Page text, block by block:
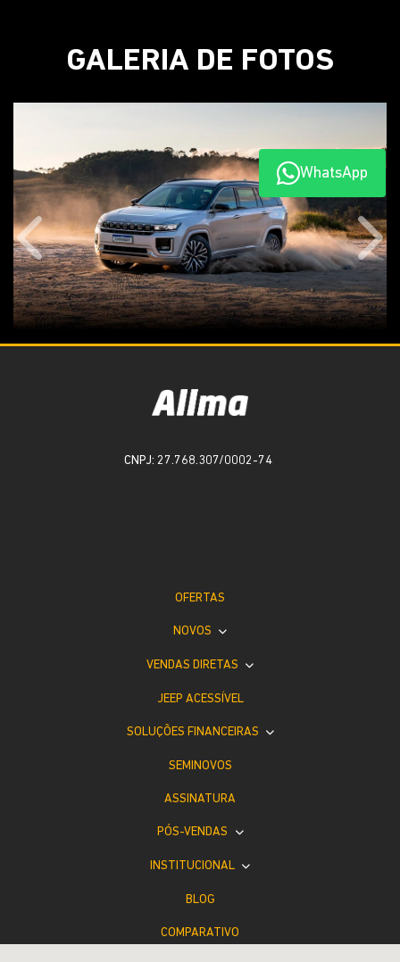
GALERIA DE FOTOS
Anterior
WhatsApp
CNPJ: 27.768.307/0002-74
OFERTAS
NOVOS
VENDAS DIRETAS
JEEP ACESSÍVEL
SOLUÇÕES FINANCEIRAS
SEMINOVOS
ASSINATURA
PÓS-VENDAS
INSTITUCIONAL
BLOG
COMPARATIVO